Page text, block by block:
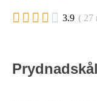
     3.9 ( 27